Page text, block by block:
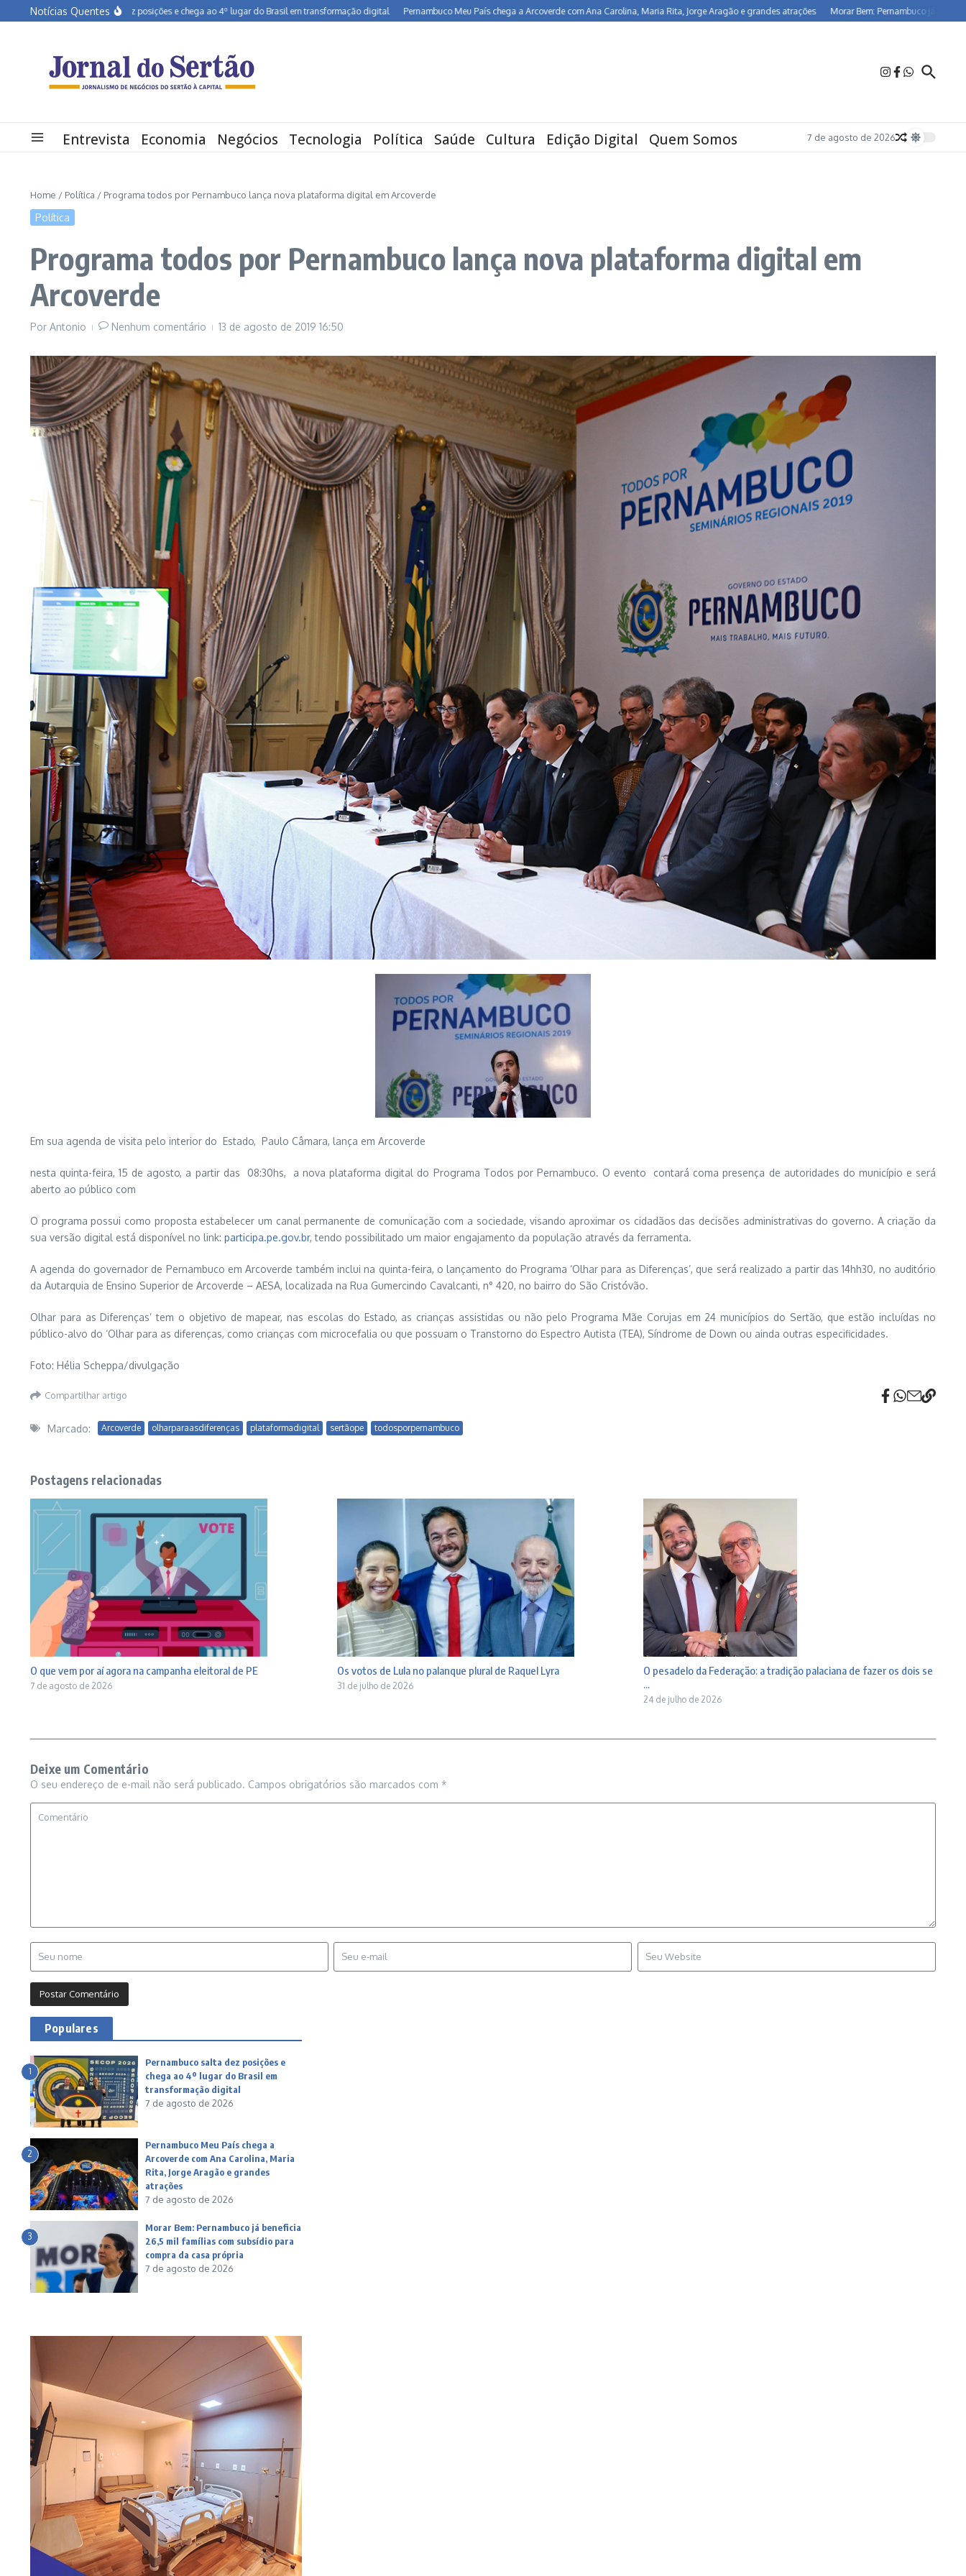
Ir para o conteúdo
Notícias Quentes
Pernambuco salta dez posições e chega ao 4º lugar do Brasil em transformação digital Pernambuco Meu País chega a Arcoverde com Ana Carolina, Maria Rita, Jorge Aragão e grandes atrações Morar Bem: Pernambuco já beneficia
Entrevista Economia Negócios Tecnologia Política Saúde Cultura Edição Digital Quem Somos 7 de agosto de 2026
Home / Política / Programa todos por Pernambuco lança nova plataforma digital em Arcoverde
Política
Programa todos por Pernambuco lança nova plataforma digital em
Arcoverde
Por Antonio Nenhum comentário 13 de agosto de 2019 16:50
Em sua agenda de visita pelo interior do Estado, Paulo Câmara, lança em Arcoverde
nesta quinta-feira, 15 de agosto, a partir das 08:30hs, a nova plataforma digital do Programa Todos por Pernambuco. O evento contará coma presença de autoridades do município e será
aberto ao público com
O programa possui como proposta estabelecer um canal permanente de comunicação com a sociedade, visando aproximar os cidadãos das decisões administrativas do governo. A criação da
sua versão digital está disponível no link: participa.pe.gov.br, tendo possibilitado um maior engajamento da população através da ferramenta.
A agenda do governador de Pernambuco em Arcoverde também inclui na quinta-feira, o lançamento do Programa ‘Olhar para as Diferenças’, que será realizado a partir das 14hh30, no auditório
da Autarquia de Ensino Superior de Arcoverde – AESA, localizada na Rua Gumercindo Cavalcanti, n° 420, no bairro do São Cristóvão.
Olhar para as Diferenças’ tem o objetivo de mapear, nas escolas do Estado, as crianças assistidas ou não pelo Programa Mãe Corujas em 24 municípios do Sertão, que estão incluídas no
público-alvo do ‘Olhar para as diferenças, como crianças com microcefalia ou que possuam o Transtorno do Espectro Autista (TEA), Síndrome de Down ou ainda outras especificidades.
Foto: Hélia Scheppa/divulgação
Compartilhar artigo
Marcado: Arcoverde olharparaasdiferenças plataformadigital sertãope todosporpernambuco
Postagens relacionadas
O que vem por aí agora na campanha eleitoral de PE
7 de agosto de 2026
Os votos de Lula no palanque plural de Raquel Lyra
31 de julho de 2026
O pesadelo da Federação: a tradição palaciana de fazer os dois se
...
24 de julho de 2026
Deixe um Comentário
O seu endereço de e-mail não será publicado. Campos obrigatórios são marcados com *
Populares
1
Pernambuco salta dez posições e
chega ao 4º lugar do Brasil em
transformação digital
7 de agosto de 2026
2
Pernambuco Meu País chega a
Arcoverde com Ana Carolina, Maria
Rita, Jorge Aragão e grandes
atrações
7 de agosto de 2026
3
Morar Bem: Pernambuco já beneficia
26,5 mil famílias com subsídio para
compra da casa própria
7 de agosto de 2026